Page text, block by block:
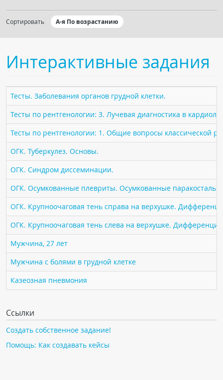
КНИЖНЫЙ МАГАЗИН
ПАЦИЕНТАМ
Где пройти обследование
Компьютерная томография (КТ)
Магнитно-резонансная томография (МРТ)
Спросить врача
ПОМОЩЬ
Сортировать А-я По возрастанию
Интерактивные задания
Тесты. Заболевания органов грудной клетки.
Тесты по рентгенологии: 3. Лучевая диагностика в
Тесты по рентгенологии: 1. Общие вопросы классической
ОГК. Туберкулез. Основы.
ОГК. Синдром диссеминации.
ОГК. Осумкованные плевриты. Осумкованные
ОГК. Крупноочаговая тень справа на верхушке.
ОГК. Крупноочаговая тень слева на верхушке.
Мужчина, 27 лет
Мужчина с болями в грудной клетке
Казеозная пневмония
Ссылки
Создать собственное задание!
Помощь: Как создавать кейсы